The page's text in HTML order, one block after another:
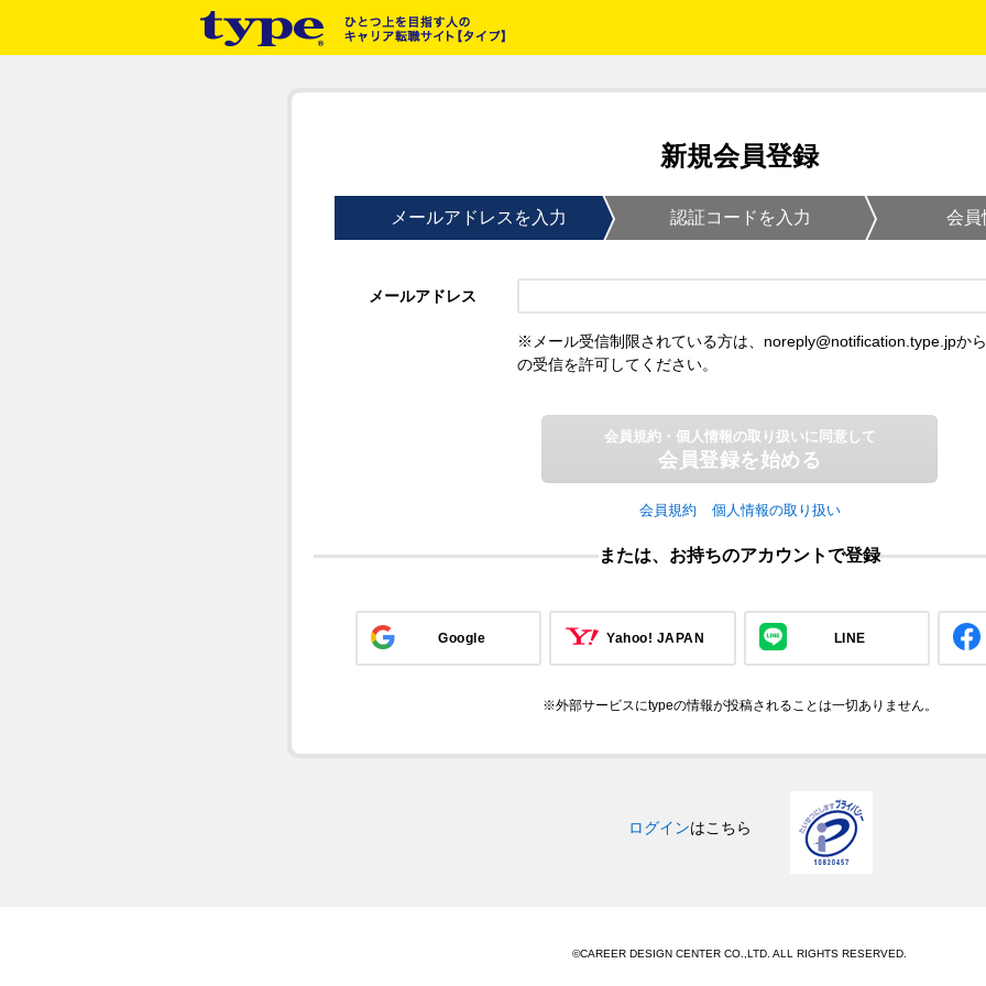
新規会員登録
メールアドレスを入力 認証コードを入力 会員
メールアドレス
※メール受信制限されている方は、noreply@notification.type.jpから
の受信を許可してください。
会員規約・個人情報の取り扱いに同意して
会員登録を始める
会員規約 個人情報の取り扱い
または、お持ちのアカウントで登録
Google Yahoo! JAPAN LINE
※外部サービスにtypeの情報が投稿されることは一切ありません。
ログインはこちら
©CAREER DESIGN CENTER CO.,LTD. ALL RIGHTS RESERVED.